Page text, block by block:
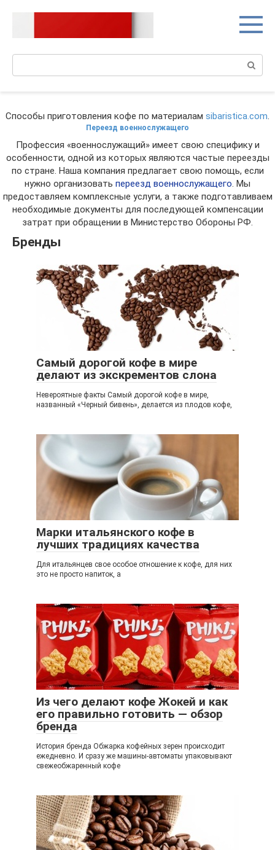
Способы приготовления кофе по материалам sibaristica.com.
Переезд военнослужащего
Профессия «военнослужащий» имеет свою специфику и
особенности, одной из которых являются частые переезды
по стране. Наша компания предлагает свою помощь, если
нужно организовать переезд военнослужащего. Мы
предоставляем комплексные услуги, а также подготавливаем
необходимые документы для последующей компенсации
затрат при обращении в Министерство Обороны РФ.
Бренды
Самый дорогой кофе в мире
делают из экскрементов слона
Невероятные факты Самый дорогой кофе в мире,
названный «Черный бивень», делается из плодов кофе,
Марки итальянского кофе в
лучших традициях качества
Для итальянцев свое особое отношение к кофе, для них
это не просто напиток, а
Из чего делают кофе Жокей и как
его правильно готовить — обзор
бренда
История бренда Обжарка кофейных зерен происходит
ежедневно. И сразу же машины-автоматы упаковывают
свежеобжаренный кофе